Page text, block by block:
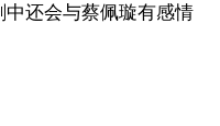
中还会与蔡佩璇有感情